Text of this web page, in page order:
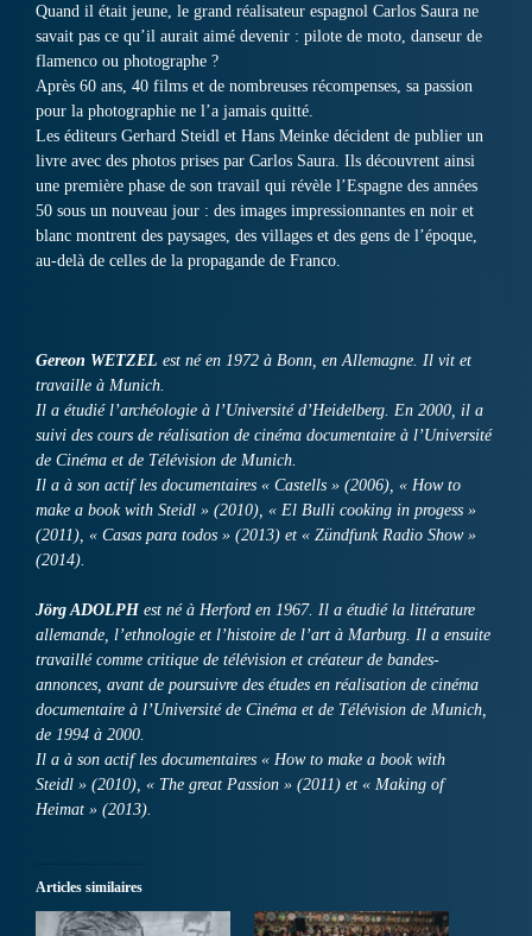
Quand il était jeune, le grand réalisateur espagnol Carlos Saura ne
savait pas ce qu’il aurait aimé devenir : pilote de moto, danseur de
flamenco ou photographe ?
Après 60 ans, 40 films et de nombreuses récompenses, sa passion
pour la photographie ne l’a jamais quitté.
Les éditeurs Gerhard Steidl et Hans Meinke décident de publier un
livre avec des photos prises par Carlos Saura. Ils découvrent ainsi
une première phase de son travail qui révèle l’Espagne des années
50 sous un nouveau jour : des images impressionnantes en noir et
blanc montrent des paysages, des villages et des gens de l’époque,
au-delà de celles de la propagande de Franco.
Gereon WETZEL est né en 1972 à Bonn, en Allemagne. Il vit et
travaille à Munich.
Il a étudié l’archéologie à l’Université d’Heidelberg. En 2000, il a
suivi des cours de réalisation de cinéma documentaire à l’Université
de Cinéma et de Télévision de Munich.
Il a à son actif les documentaires « Castells » (2006), « How to
make a book with Steidl » (2010), « El Bulli cooking in progess »
(2011), « Casas para todos » (2013) et « Zündfunk Radio Show »
(2014).
Jörg ADOLPHest né à Herford en 1967. Il a étudié la littérature
allemande, l’ethnologie et l’histoire de l’art à Marburg. Il a ensuite
travaillé comme critique de télévision et créateur de bandes-
annonces, avant de poursuivre des études en réalisation de cinéma
documentaire à l’Université de Cinéma et de Télévision de Munich,
de 1994 à 2000.
Il a à son actif les documentaires « How to make a book with
Steidl » (2010), « The great Passion » (2011) et « Making of
Heimat » (2013).
Articles similaires